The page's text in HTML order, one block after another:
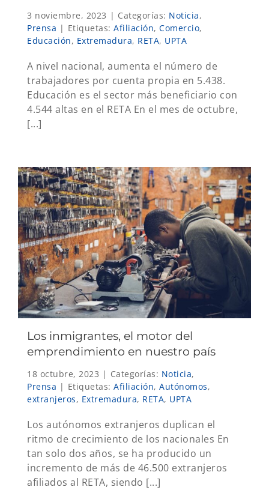
3 noviembre, 2023 | Categorías: Noticia,
Prensa | Etiquetas: Afiliación, Comercio,
Educación, Extremadura, RETA, UPTA
A nivel nacional, aumenta el número de
trabajadores por cuenta propia en 5.438.
Educación es el sector más beneficiario con
4.544 altas en el RETA En el mes de octubre,
[...]
Los inmigrantes, el motor del
emprendimiento en nuestro país
18 octubre, 2023 | Categorías: Noticia,
Prensa | Etiquetas: Afiliación, Autónomos,
extranjeros, Extremadura, RETA, UPTA
Los autónomos extranjeros duplican el
ritmo de crecimiento de los nacionales En
tan solo dos años, se ha producido un
incremento de más de 46.500 extranjeros
afiliados al RETA, siendo [...]